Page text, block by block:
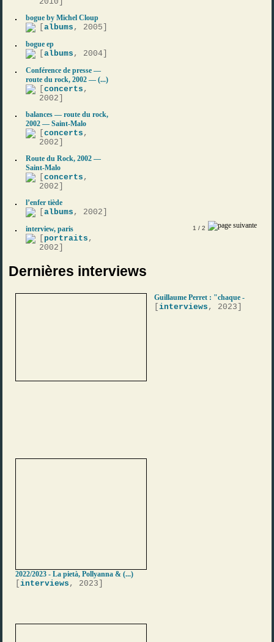
bogue by Michel Cloup
[albums , 2005]
bogue ep
[albums , 2004]
Conférence de presse —
route du rock, 2002 — (...)
[concerts ,
2002]
balances — route du rock,
2002 — Saint-Malo
[concerts ,
2002]
Route du Rock, 2002 —
Saint-Malo
[concerts ,
2002]
l’enfer tiède
[albums , 2002]
interview, paris
portraits ,
2002]
1 / 2
Dernières interviews
Guillaume Perret : "chaque -
[interviews , 2023]
2022/2023 - La pietà, Pollyanna & (...)
[interviews , 2023]